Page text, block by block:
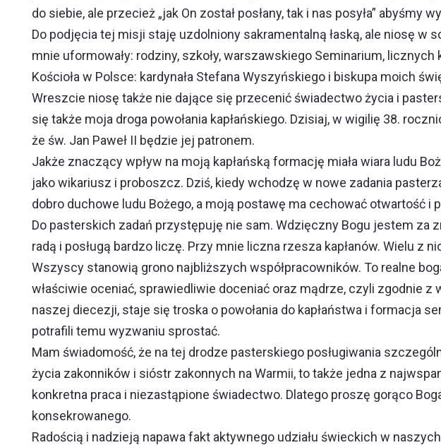
do siebie, ale przecież „jak On został posłany, tak i nas posyła” abyśmy
Do podjęcia tej misji staję uzdolniony sakramentalną łaską, ale niosę
mnie uformowały: rodziny, szkoły, warszawskiego Seminarium,
Kościoła w Polsce: kardynała Stefana Wyszyńskiego i biskupa moich
Wreszcie niosę także nie dające się przecenić świadectwo życia i
się także moja droga powołania kapłańskiego. Dzisiaj, w wigilię 38.
że św. Jan Paweł II będzie jej patronem.
Jakże znaczący wpływ na moją kapłańską formację miała wiara ludu
jako wikariusz i proboszcz. Dziś, kiedy wchodzę w nowe zadania
dobro duchowe ludu Bożego, a moją postawę ma cechować otwartość i
Do pasterskich zadań przystępuję nie sam. Wdzięczny Bogu jestem
radą i posługą bardzo liczę. Przy mnie liczna rzesza kapłanów. Wielu
Wszyscy stanowią grono najbliższych współpracowników. To realne
właściwie oceniać, sprawiedliwie doceniać oraz mądrze, czyli zgodnie
naszej diecezji, staje się troska o powołania do kapłaństwa i formacja
potrafili temu wyzwaniu sprostać.
Mam świadomość, że na tej drodze pasterskiego posługiwania
życia zakonników i sióstr zakonnych na Warmii, to także jedna z
konkretna praca i niezastąpione świadectwo. Dlatego proszę gorąco
konsekrowanego.
Radością i nadzieją napawa fakt aktywnego udziału świeckich w